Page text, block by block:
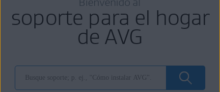
soporte para el hogar
de AVG